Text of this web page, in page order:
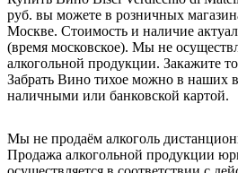
руб. вы можете в розничных
Москве. Стоимость и наличие
(время московское). Мы не
алкогольной продукции. Закажите
Забрать Вино тихое можно в наших
наличными или банковской картой.
Мы не продаём алкоголь
Продажа алкогольной продукции